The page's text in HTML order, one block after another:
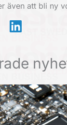
även att bli ny